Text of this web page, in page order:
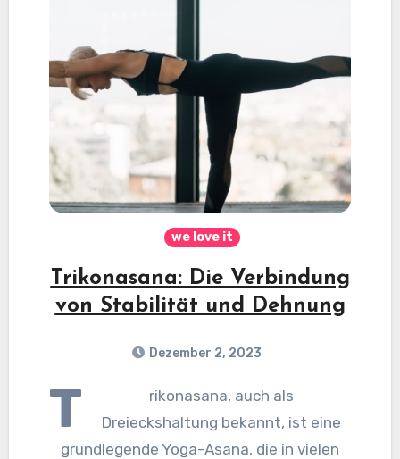
we love it
Trikonasana: Die Verbindung
von Stabilität und Dehnung
Dezember 2, 2023
T
rikonasana, auch als
Dreieckshaltung bekannt, ist eine
grundlegende Yoga-Asana, die in vielen